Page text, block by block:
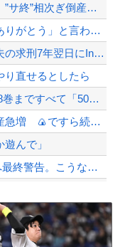
【おわった】三峡ダム、豪雨で13基の水門を開き大規模放流開始か 下流の工場地帯に...
ジャンポケ斎藤と代理人のやりとり、「地獄すぎて完全にコントになってる……」と衝撃...
ｗｗｗｗｗｗｗ
【配信者】「金バエ」のSNS更新が1週間途絶え、様々な憶測が飛び交う。1週間ぶり...
【緊急速報】NYで警官が黒人男性の首を絞め、暴動第二波不可避へ
Powered by livedoor 相互RSS
【悲報】スマホゲーム会社さん、”サ終”相次ぎ倒産しまくってる模様
彼は私が何かしても、一度も「ありがとう」と言わない
【悲報】ジャンポケ斉藤の妻、夫の求刑7年翌日にInstagram更新「楽しすぎた...
り直せるとしたら
『炎の闘球女 ドッジ弾子』最新8巻まですべて「50％ポイント還元」セール！3,5...
【次の覇権は？】スマホゲー倒産急増 🍙ですら続くのに…
んで」
PTA会長「PTA参加拒否した親へ最終警告。こうなってもいい？」
【動画】タイのティパンコーン王子が日本人女性とデートか？